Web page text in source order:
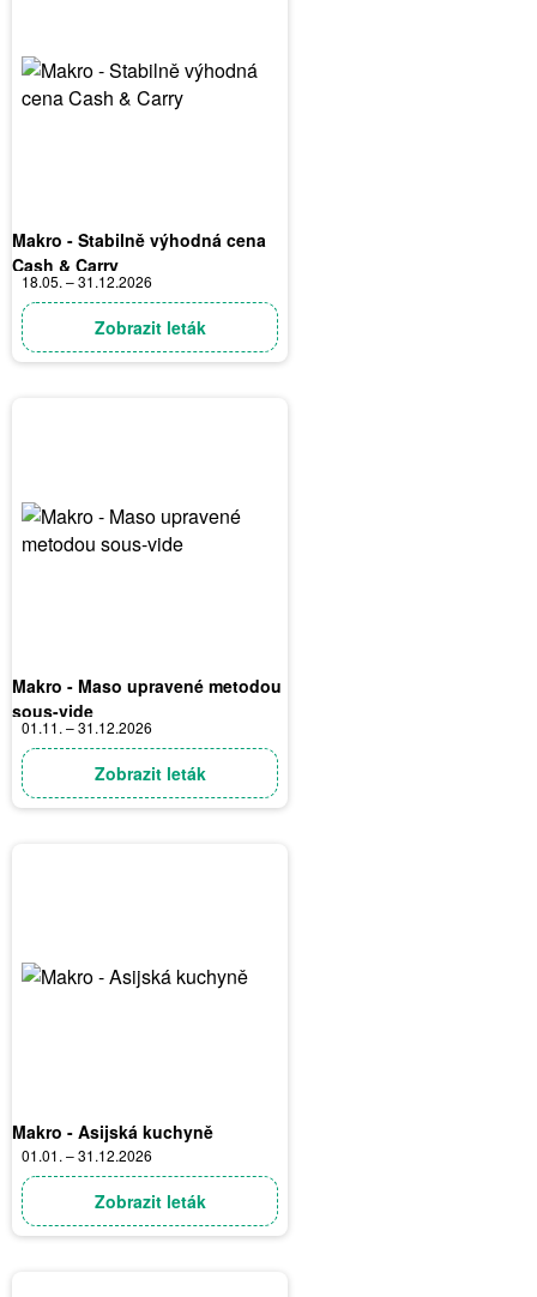
Makro - Stabilně výhodná cena
Cash & Carry
18.05. – 31.12.2026
Zobrazit leták
Makro - Maso upravené metodou
sous-vide
01.11. – 31.12.2026
Zobrazit leták
Makro - Asijská kuchyně
01.01. – 31.12.2026
Zobrazit leták